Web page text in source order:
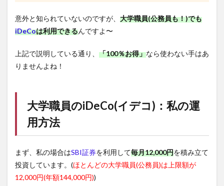
意外と知られていないのですが、 大学職員(公務員も！)でも
iDeCoは利用できるんですよ〜
上記で説明している通り、 「100％お得」なら使わない手はあ
りませんよね！
大学職員のiDeCo(イデコ) ：私の運
用方法
まず、私の場合はSBI証券を利用して毎月12,000円を積み立て
投資しています。(ほとんどの大学職員(公務員)は上限額が
12,000円(年額144,000円))